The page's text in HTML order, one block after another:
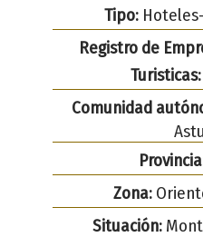
Tipo:
Registro de
Turisticas:
Comunidad
Zona:
Situación: